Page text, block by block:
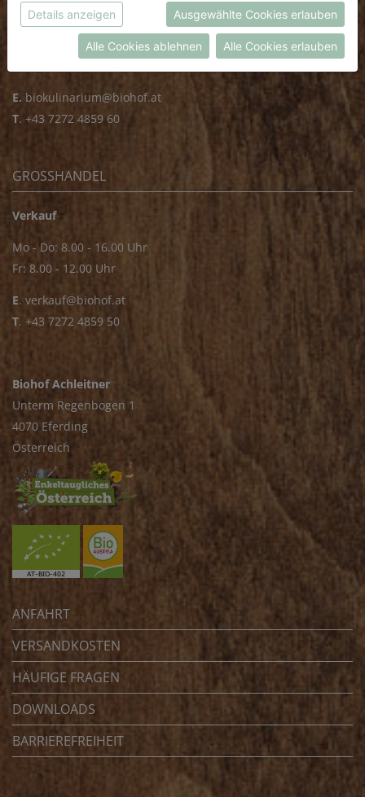
Öffnungszeiten
Mo - Fr: 8.00 - 14.30 Uhr
E. biokulinarium@biohof.at
T. +43 7272 4859 60
GROSSHANDEL
Verkauf
Mo - Do: 8.00 - 16.00 Uhr
Fr: 8.00 - 12.00 Uhr
E. verkauf@biohof.at
T. +43 7272 4859 50
Biohof Achleitner
Unterm Regenbogen 1
4070 Eferding
Österreich
ANFAHRT
VERSANDKOSTEN
HÄUFIGE FRAGEN
DOWNLOADS
BARRIEREFREIHEIT
Weitere Informationen findest du in unserer
Datenschutzerklärung
bzw. imImpressum
Details anzeigen Ausgewählte Cookies erlauben
Alle Cookies ablehnen Alle Cookies erlauben